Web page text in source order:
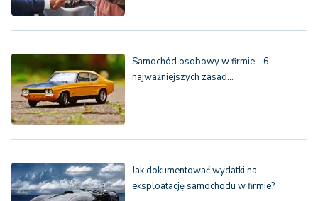
Samochód osobowy w firmie - 6
najważniejszych zasad…
Jak dokumentować wydatki na
eksploatację samochodu w firmie?